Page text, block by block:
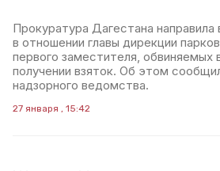
Прокуратура Дагестана направила
в отношении главы дирекции
первого заместителя, обвиняемых
получении взяток. Об этом
надзорного ведомства.
27 января , 15:42